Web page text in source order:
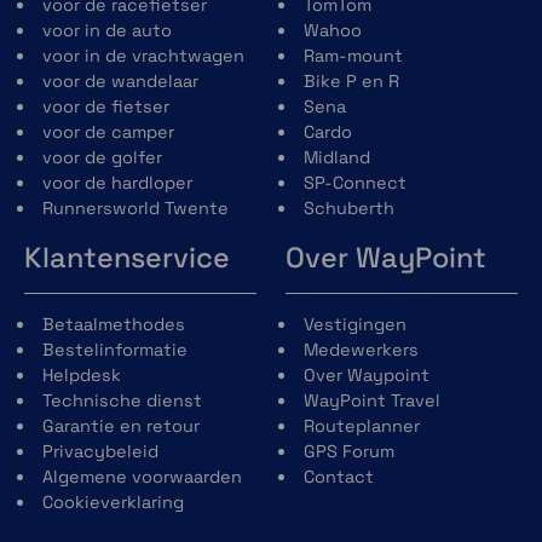
geïnstalleerd in de helmschaal
Nieuw Neckroll-concept voor
eenvoudiger onderhoud van de voering
en verbeterde aero-akoestiek-prestaties
en de mogelijkheid om de pasvorm aan te
passen dankzij het Schuberth Individual-
concept.
Nieuw kinvergrendelingsmechanisme
kunststof voor een lager gewicht en
winddeflector, nekrol, vizierafdichting en
helmstickers voor verbeterde
zichtbaarheid tijdens het rijden met
open en gesloten kinbak.
voor de racefietser
voor in de auto
voor in de vrachtwagen
voor de wandelaar
voor de fietser
voor de camper
voor de golfer
voor de hardloper
Runnersworld Twente
TomTom
Wahoo
Ram-mount
Bike P en R
Sena
Cardo
Midland
SP-Connect
Schuberth
Klantenservice
Betaalmethodes
Bestelinformatie
Helpdesk
Technische dienst
Garantie en retour
Privacybeleid
Algemene voorwaarden
Cookieverklaring
Over WayPoint
Vestigingen
Medewerkers
Over Waypoint
WayPoint Travel
Routeplanner
GPS Forum
Contact